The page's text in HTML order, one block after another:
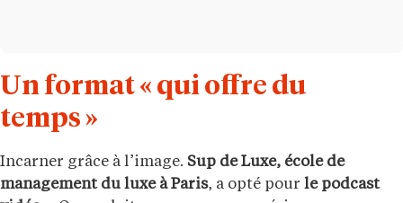
Un format « qui offre du
temps »
Incarner grâce à l’image. Sup de Luxe, école de
management du luxe à Paris, a opté pour le podcast